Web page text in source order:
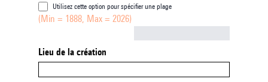
Utilisez cette option pour spécifier une plage
(Min = 1888, Max = 2026)
Lieu de la création